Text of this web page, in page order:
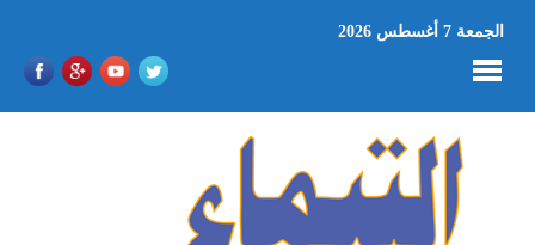
الجمعة 7 أغسطس 2026